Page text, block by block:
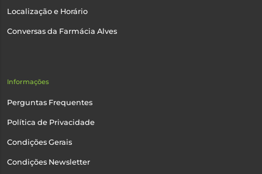
Localização e Horário
Conversas da Farmácia Alves
Informações
Perguntas Frequentes
Política de Privacidade
Condições Gerais
Condições Newsletter